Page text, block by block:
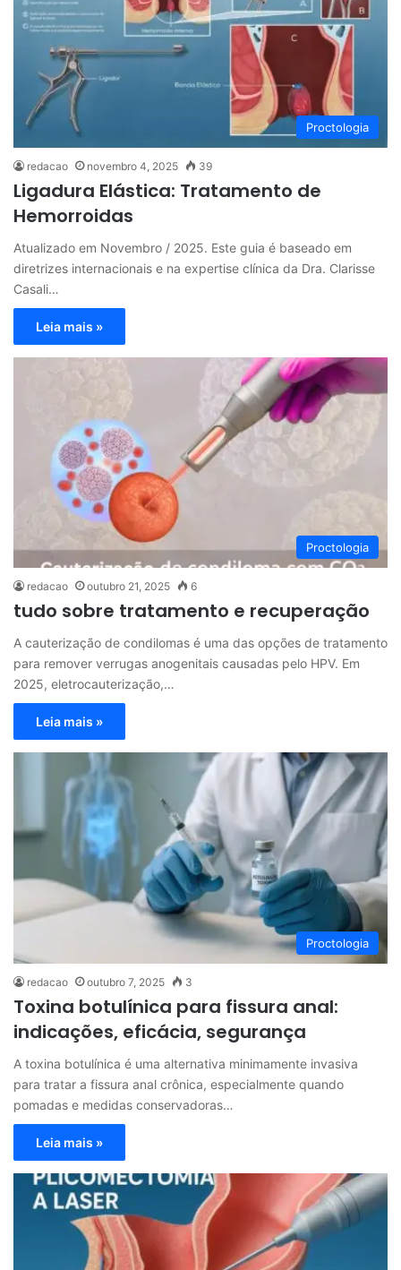
Proctologia
redacao novembro 4, 2025 39
Ligadura Elástica: Tratamento de
Hemorroidas
Atualizado em Novembro / 2025. Este guia é baseado em
diretrizes internacionais e na expertise clínica da Dra. Clarisse
Casali…
Leia mais »
Proctologia
redacao outubro 21, 2025 6
tudo sobre tratamento e recuperação
A cauterização de condilomas é uma das opções de tratamento
para remover verrugas anogenitais causadas pelo HPV. Em
2025, eletrocauterização,…
Leia mais »
Proctologia
redacao outubro 7, 2025 3
Toxina botulínica para fissura anal:
indicações, eficácia, segurança
A toxina botulínica é uma alternativa minimamente invasiva
para tratar a fissura anal crônica, especialmente quando
pomadas e medidas conservadoras…
Leia mais »